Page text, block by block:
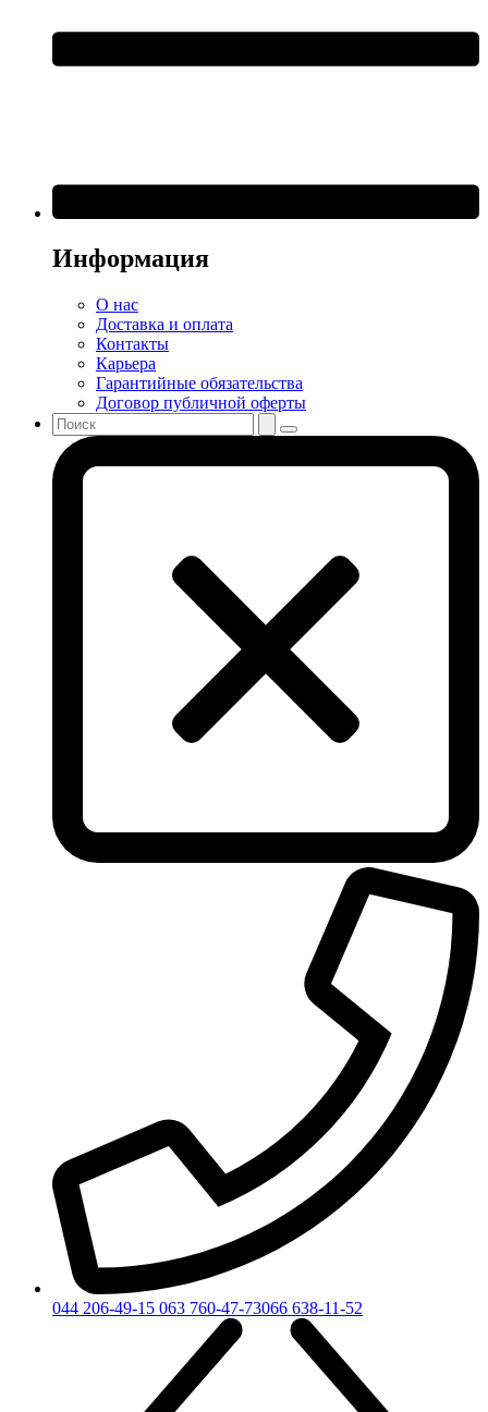
Информация
О нас
Доставка и оплата
Контакты
Карьера
Гарантийные обязательства
Договор публичной оферты
044 206-49-15 063 760-47-73066 638-11-52